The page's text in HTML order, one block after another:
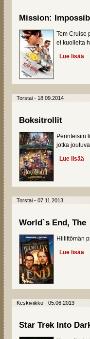
Mission:
Tom Cruise
ei kuolleita
Lue lisää
Torstai - 18.09.2014
Boksitrollit
Perinteisiin
jotka
Lue lisää
Torstai - 07.11.2013
World`s End, The
Hillittömän
Lue lisää
Keskiviikko - 05.06.2013
Star Trek Into